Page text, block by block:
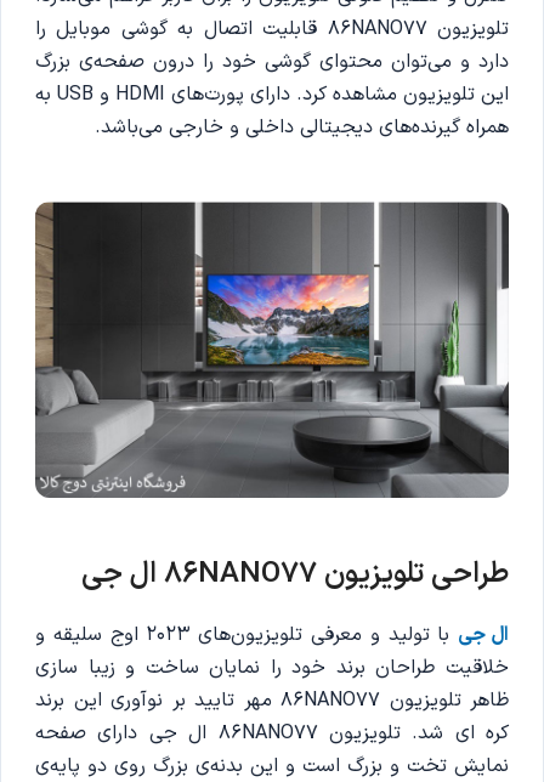
تلویزیون 86NANO77 قابلیت اتصال به گوشی موبایل را
دارد و می‌توان محتوای گوشی خود را درون صفحه‌ی بزرگ
این تلویزیون مشاهده کرد. دارای پورت‌های HDMI و USB به
همراه گیرنده‌های دیجیتالی داخلی و خارجی می‌باشد.
طراحی تلویزیون 86NANO77 ال جی
ال جی
با تولید و معرفی تلویزیون‌های 2023 اوج سلیقه و
خلاقیت طراحان برند خود را نمایان ساخت و زیبا سازی
ظاهر تلویزیون‌ 86NANO77 مهر تایید بر نوآوری این برند
کره ای شد. تلویزیون 86NANO77 ال جی دارای صفحه
نمایش تخت و بزرگ است و این بدنه‌ی بزرگ روی دو پایه‌ی